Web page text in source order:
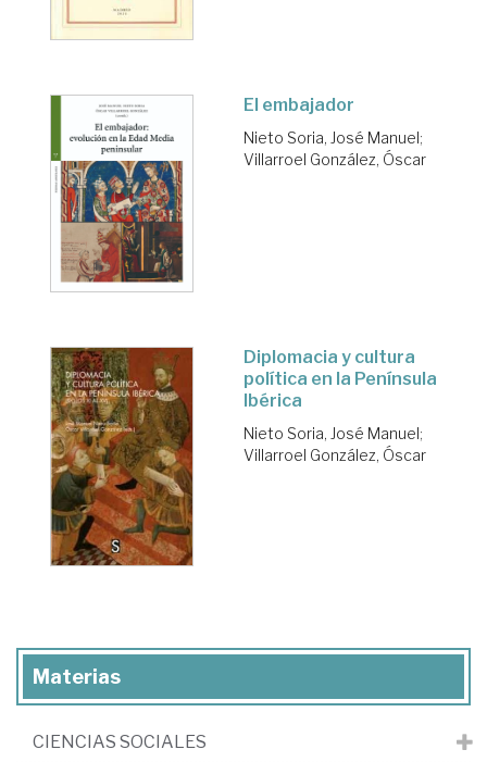
El embajador
Nieto Soria, José Manuel;
Villarroel González, Óscar
Diplomacia y cultura
política en la Península
Ibérica
Nieto Soria, José Manuel ;
Villarroel González, Óscar
Materias
CIENCIAS SOCIALES